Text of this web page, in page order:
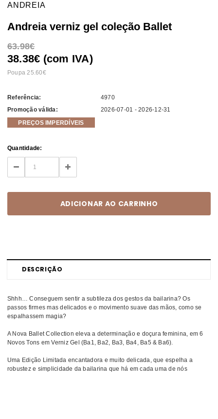
ANDREIA
Andreia verniz gel coleção Ballet
63.98
38.38€ (com IVA)
Poupa 25.60
Referência:
4970
Promoção válida:
2026-07-01 - 2026-12-31
PREÇOS IMPERDÍVEIS
Current
Stock:
Quantidade:
DECREASE
QUANTITY:
INCREASE
QUANTITY:
DESCRIÇÃO
Shhh… Conseguem sentir a subtileza dos gestos da bailarina? Os
passos firmes mas delicados e o movimento suave das mãos, como se
espalhassem magia?
A Nova Ballet Collection eleva a determinação e doçura feminina, em 6
Novos Tons em Verniz Gel (Ba1, Ba2, Ba3, Ba4, Ba5 & Ba6).
Uma Edição Limitada encantadora e muito delicada, que espelha a
robustez e simplicidade da bailarina que há em cada uma de nós